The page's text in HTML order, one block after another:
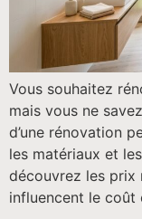
Vous souhaitez
mais vous ne
d’une rénovation
les matériaux et
découvrez les prix
influencent le